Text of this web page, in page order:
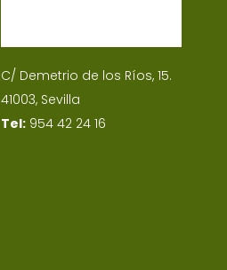
C/ Demetrio de los Ríos, 15.
41003, Sevilla
Tel: 954 42 24 16